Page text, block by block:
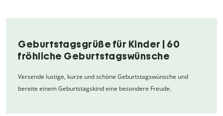
Geburtstagsgrüße für Kinder | 60
fröhliche Geburtstagswünsche
Versende lustige, kurze und schöne Geburtstagswünsche und
bereite einem Geburtstagskind eine besondere Freude.